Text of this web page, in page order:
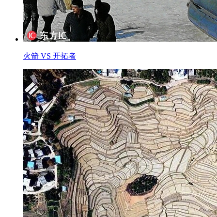
火箭 VS 开拓者